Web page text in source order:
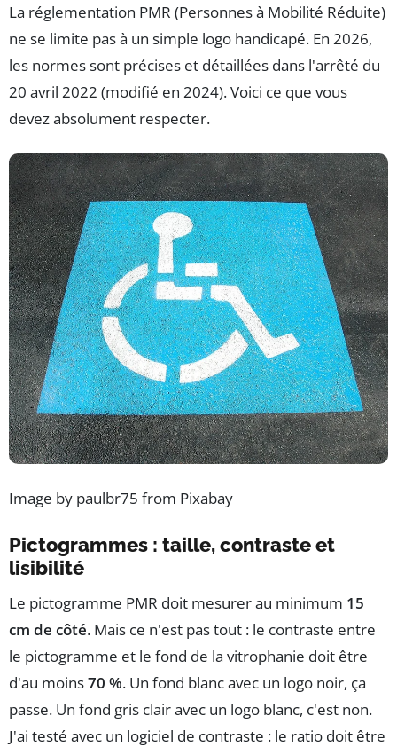
La réglementation PMR (Personnes à Mobilité Réduite)
ne se limite pas à un simple logo handicapé. En 2026,
les normes sont précises et détaillées dans l'arrêté du
20 avril 2022 (modifié en 2024). Voici ce que vous
devez absolument respecter.
Image by paulbr75 from Pixabay
Pictogrammes : taille, contraste et
lisibilité
Le pictogramme PMR doit mesurer au minimum 15
cm de côté. Mais ce n'est pas tout : le contraste entre
le pictogramme et le fond de la vitrophanie doit être
d'au moins70 %. Un fond blanc avec un logo noir, ça
passe. Un fond gris clair avec un logo blanc, c'est non.
J'ai testé avec un logiciel de contraste : le ratio doit être